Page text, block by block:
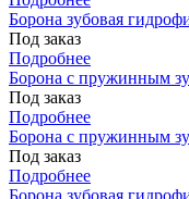
Борона зубовая
Под заказ
Подробнее
Борона с пружинным
Под заказ
Подробнее
Борона с пружинным
Под заказ
Подробнее
Борона зубовая